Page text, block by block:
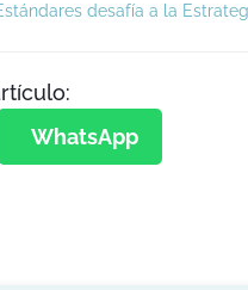
desafía a la
WhatsApp